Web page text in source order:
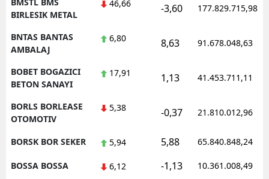
BIRLESIK METAL
46,66 -3,60 177.829.715,98
BNTAS BANTAS
AMBALAJ
6,80 8,63 91.678.048,63
BOBET BOGAZICI
BETON SANAYI
17,91 1,13 41.453.711,11
BORLS BORLEASE
OTOMOTIV
5,38 -0,37 21.810.012,96
BORSK BOR SEKER 5,94 5,88 65.840.848,24
BOSSA BOSSA 6,12 -1,13 10.361.008,49